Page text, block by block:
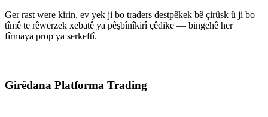
Ger rast were kirin, ev yek ji bo traders destpêkek bê çirûsk û ji bo
tîmê te rêwerzek xebatê ya pêşbînîkirî çêdike — bingehê her
fîrmaya prop ya serkeftî.
Girêdana Platforma Trading